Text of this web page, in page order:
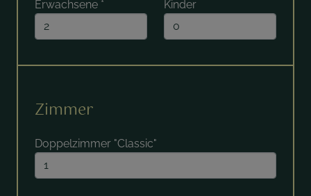
Erwachsene * Kinder
Zimmer
Doppelzimmer "Classic"